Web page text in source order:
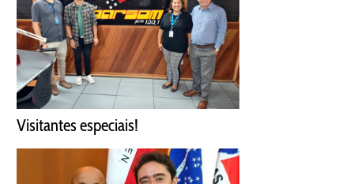
Visitantes especiais!